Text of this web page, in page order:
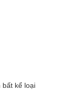
bất kể loại